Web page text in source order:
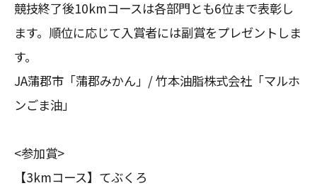
競技終了後10kmコースは各部門とも6位まで表彰し
ます。順位に応じて入賞者には副賞をプレゼントしま
す。
JA蒲郡市「蒲郡みかん」/ 竹本油脂株式会社「マルホ
ンごま油」
<参加賞>
【3kmコース】てぶくろ